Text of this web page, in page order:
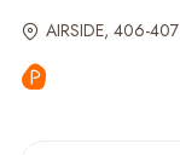
AIRSIDE, 406-407